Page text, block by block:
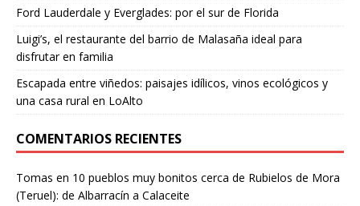
Ford Lauderdale y Everglades: por el sur de Florida
Luigi’s, el restaurante del barrio de Malasaña ideal para
disfrutar en familia
Escapada entre viñedos: paisajes idílicos, vinos ecológicos y
una casa rural en LoAlto
COMENTARIOS RECIENTES
Tomas en 10 pueblos muy bonitos cerca de Rubielos de Mora
(Teruel): de Albarracín a Calaceite